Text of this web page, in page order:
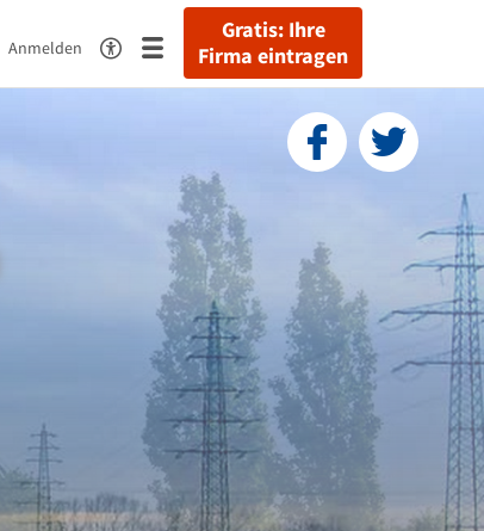
Gratis: Ihre
Firma eintragen
Anmelden